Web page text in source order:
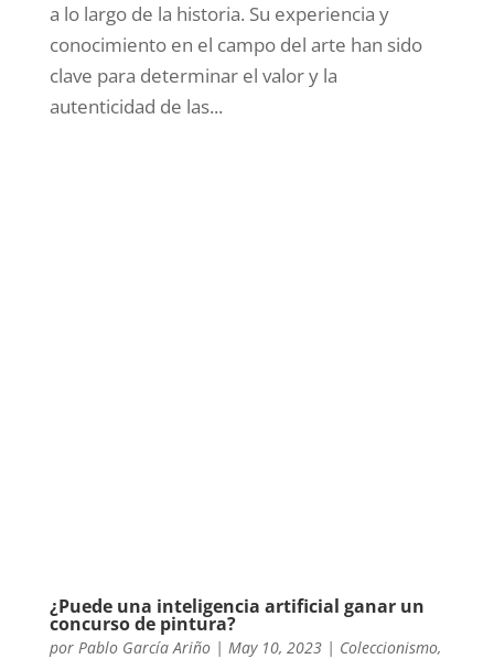
a lo largo de la historia. Su experiencia y
conocimiento en el campo del arte han sido
clave para determinar el valor y la
autenticidad de las...
¿Puede una inteligencia artificial ganar un
concurso de pintura?
por Pablo García Ariño| May 10, 2023| Coleccionismo,